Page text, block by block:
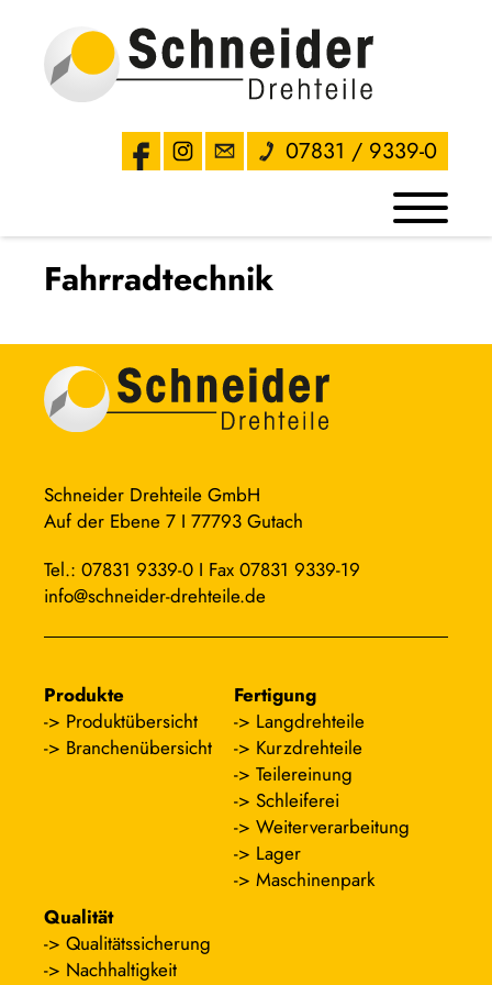
07831 / 9339-0
Fahrradtechnik
Schneider Drehteile GmbH
Auf der Ebene 7 I 77793 Gutach
Tel.: 07831 9339-0 I Fax 07831 9339-19
info@schneider-drehteile.de
Produkte
Produktübersicht
Branchenübersicht
Fertigung
Langdrehteile
Kurzdrehteile
Teilereinung
Schleiferei
Weiterverarbeitung
Lager
Maschinenpark
Qualität
Qualitätssicherung
Nachhaltigkeit